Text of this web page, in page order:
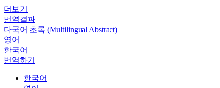
더보기
번역결과
다국어 초록 (Multilingual Abstract)
영어
한국어
번역하기
한국어